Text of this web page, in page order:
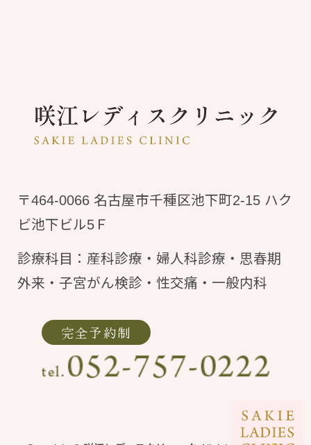
〒464-0066 名古屋市千種区池下町2-15 ハク
ビ池下ビル5Ｆ
診療科目：産科診療・婦人科診療・思春期
外来・子宮がん検診・性交痛・一般内科
完全予約制